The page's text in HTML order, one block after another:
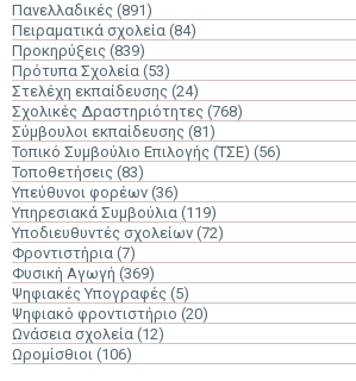
Πανελλαδικές (891)
Πειραματικά σχολεία (84)
Προκηρύξεις (839)
Πρότυπα Σχολεία (53)
Στελέχη εκπαίδευσης (24)
Σχολικές Δραστηριότητες (768)
Σύμβουλοι εκπαίδευσης (81)
Τοπικό Συμβούλιο Επιλογής (ΤΣΕ) (56)
Τοποθετήσεις (83)
Υπεύθυνοι φορέων (36)
Υπηρεσιακά Συμβούλια (119)
Υποδιευθυντές σχολείων (72)
Φροντιστήρια (7)
Φυσική Αγωγή (369)
Ψηφιακές Υπογραφές (5)
Ψηφιακό φροντιστήριο (20)
Ωνάσεια σχολεία (12)
Ωρομίσθιοι (106)